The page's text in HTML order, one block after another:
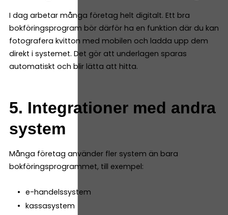
I dag arbetar många företag helt digitalt. Ett bra
bokföringsprogram bör därför ha en funktion där du kan
fotografera kvitton med mobilen och ladda upp dem
direkt i systemet. Det gör att underlagen sparas
automatiskt och blir lätta att hitta.
5. Integrationer med andra
system
Många företag använder fler system än bara
bokföringsprogrammet, till exempel:
e-handelssystem
kassasystem